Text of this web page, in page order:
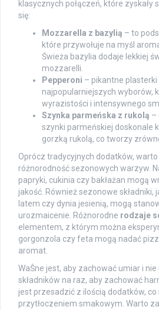
klasycznych połączeń, które zyskały
się:
Mozzarella z bazylią – to
które przywołuje na myśl
Świeża bazylia dodaje lekkiej
mozzarelli.
Pepperoni – pikantne
najpopularniejszych wyborów,
wyrazistości i intensywnego
Szynka parmeńska z rukolą –
szynki parmeńskiej doskonale
gorzką rukolą, co tworzy
Oprócz tradycyjnych dodatków,
różnorodność sezonowych warzyw.
papryki, cukinia czy bakłażan mogą
jakość. Również sezonowe składniki,
latem czy dynia jesienią, mogą
urozmaicenie. Różnorodne rodzaje
elementem, z którym można
gorgonzola czy feta mogą nadać
aromat.
WaŜne jest, aby zachować umiar i
składników na raz, aby zachować
jest przesadzić z ilością dodatków,
przytłoczeniem smakowym. Warto